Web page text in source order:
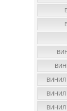
ВИНИЛ
ВИНИЛ
ВИНИЛ